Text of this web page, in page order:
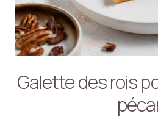
Galette des rois